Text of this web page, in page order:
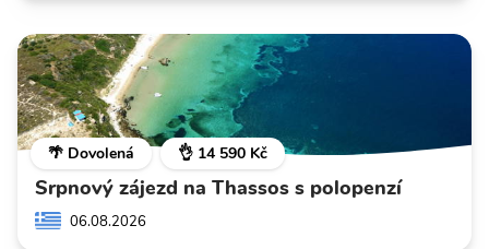
🌴 Dovolená 👌 14 590 Kč
Srpnový zájezd na Thassos s polopenzí
06.08.2026